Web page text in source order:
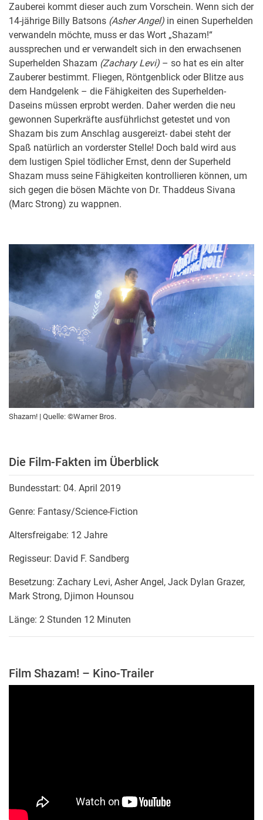
Zauberei kommt dieser auch zum Vorschein. Wenn sich der
14-jährige Billy Batsons (Asher Angel) in einen Superhelden
verwandeln möchte, muss er das Wort „Shazam!“
aussprechen und er verwandelt sich in den erwachsenen
Superhelden Shazam (Zachary Levi) – so hat es ein alter
Zauberer bestimmt. Fliegen, Röntgenblick oder Blitze aus
dem Handgelenk – die Fähigkeiten des Superhelden-
Daseins müssen erprobt werden. Daher werden die neu
gewonnen Superkräfte ausführlichst getestet und von
Shazam bis zum Anschlag ausgereizt- dabei steht der
Spaß natürlich an vorderster Stelle! Doch bald wird aus
dem lustigen Spiel tödlicher Ernst, denn der Superheld
Shazam muss seine Fähigkeiten kontrollieren können, um
sich gegen die bösen Mächte von Dr. Thaddeus Sivana
(Marc Strong) zu wappnen.
Shazam! | Quelle: ©Warner Bros.
Die Film-Fakten im Überblick
Bundesstart: 04. April 2019
Genre: Fantasy/Science-Fiction
Altersfreigabe: 12 Jahre
Regisseur: David F. Sandberg
Besetzung: Zachary Levi, Asher Angel, Jack Dylan Grazer,
Mark Strong, Djimon Hounsou
Länge: 2 Stunden 12 Minuten
Film Shazam! – Kino-Trailer